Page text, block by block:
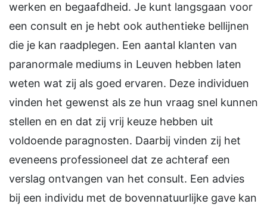
werken en begaafdheid. Je kunt langsgaan voor
een consult en je hebt ook authentieke bellijnen
die je kan raadplegen. Een aantal klanten van
paranormale mediums in Leuven hebben laten
weten wat zij als goed ervaren. Deze individuen
vinden het gewenst als ze hun vraag snel kunnen
stellen en en dat zij vrij keuze hebben uit
voldoende paragnosten. Daarbij vinden zij het
eveneens professioneel dat ze achteraf een
verslag ontvangen van het consult. Een advies
bij een individu met de bovennatuurlijke gave kan